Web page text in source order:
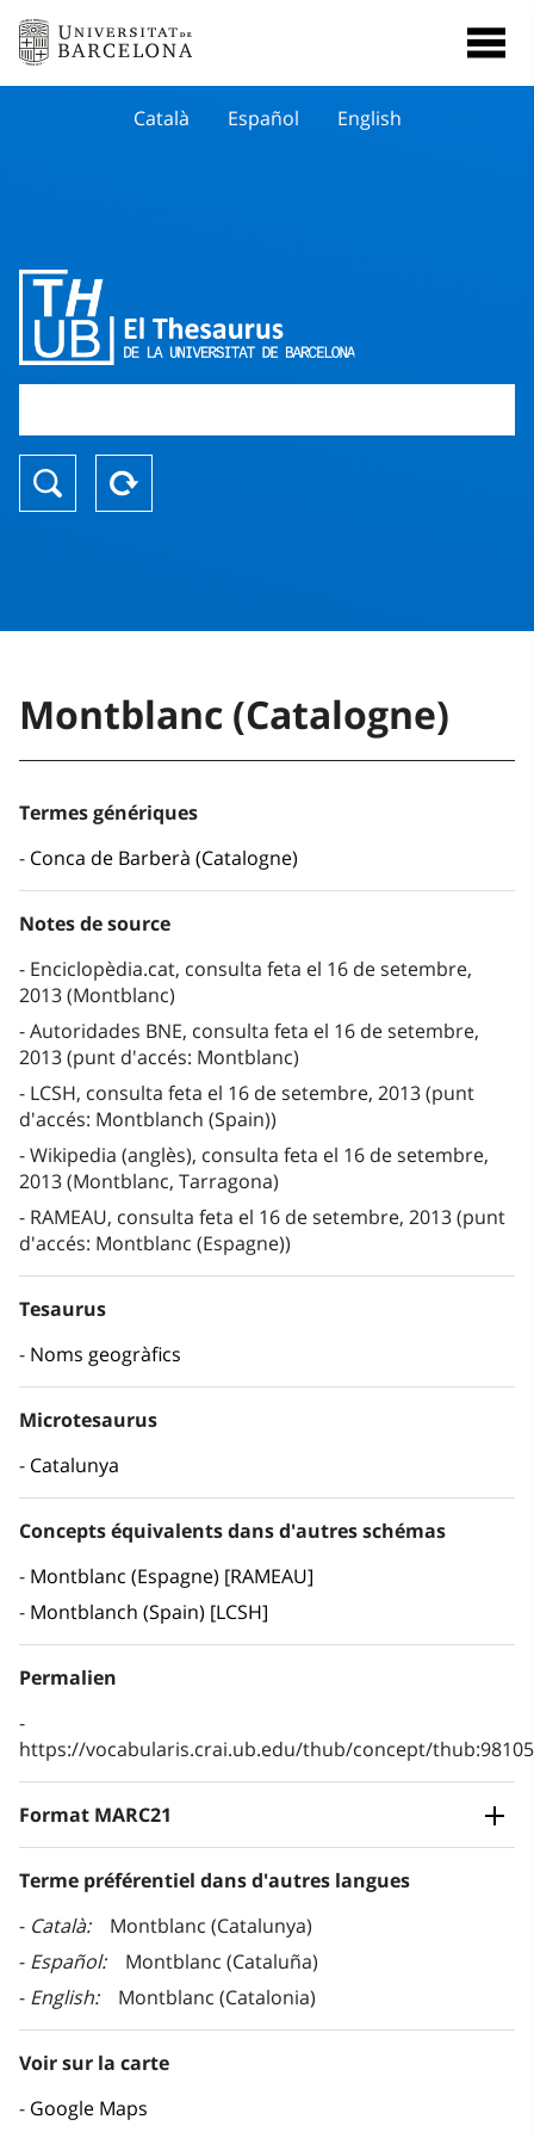
Català Español English
Montblanc (Catalogne)
Termes génériques
Conca de Barberà (Catalogne)
Notes de source
Enciclopèdia.cat, consulta feta el 16 de setembre,
2013 (Montblanc)
Autoridades BNE, consulta feta el 16 de setembre,
2013 (punt d'accés: Montblanc)
LCSH, consulta feta el 16 de setembre, 2013 (punt
d'accés: Montblanch (Spain))
Wikipedia (anglès), consulta feta el 16 de setembre,
2013 (Montblanc, Tarragona)
RAMEAU, consulta feta el 16 de setembre, 2013 (punt
d'accés: Montblanc (Espagne))
Tesaurus
Noms geogràfics
Microtesaurus
Catalunya
Concepts équivalents dans d'autres schémas
Montblanc (Espagne) [RAMEAU]
Montblanch (Spain) [LCSH]
Permalien
https://vocabularis.crai.ub.edu/thub/concept/
Format MARC21
Terme préférentiel dans d'autres langues
Català
Montblanc (Catalunya)
Español
Montblanc (Cataluña)
English
Montblanc (Catalonia)
Voir sur la carte
Google Maps